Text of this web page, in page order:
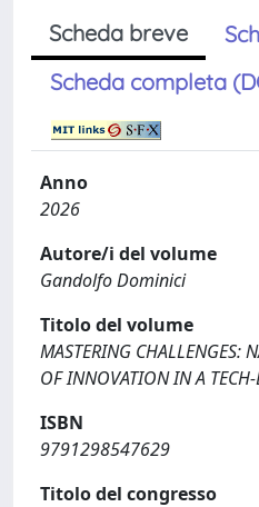
Scheda breve
Scheda completa
Anno
2026
Autore/i del volume
Gandolfo Dominici
Titolo del volume
MASTERING CHALLENGES:
OF INNOVATION IN A
ISBN
9791298547629
Titolo del congresso